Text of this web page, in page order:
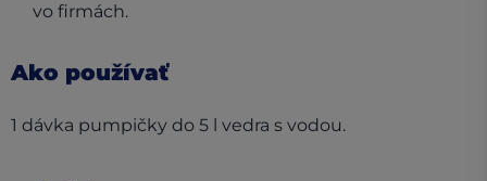
vo firmách.
Ako používať
1 dávka pumpičky do 5 l vedra s vodou.